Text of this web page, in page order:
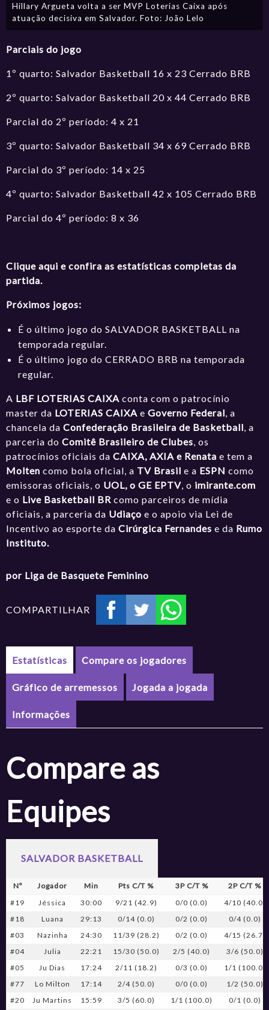
Hillary Argueta volta a ser MVP Loterias Caixa após
atuação decisiva em Salvador. Foto: João Lelo
Parciais do jogo
1º quarto: Salvador Basketball 16 x 23 Cerrado BRB
2º quarto: Salvador Basketball 20 x 44 Cerrado BRB
Parcial do 2º período: 4 x 21
3º quarto: Salvador Basketball 34 x 69 Cerrado BRB
Parcial do 3º período: 14 x 25
4º quarto: Salvador Basketball 42 x 105 Cerrado BRB
Parcial do 4º período: 8 x 36
Clique aqui e confira as estatísticas completas da
partida.
Próximos jogos:
É o último jogo do SALVADOR BASKETBALL na
temporada regular.
É o último jogo do CERRADO BRB na temporada
regular.
A LBF LOTERIAS CAIXAconta com o patrocínio
master da LOTERIAS CAIXA eGoverno Federal , a
chancela daConfederação Brasileira de Basketball , a
parceria do Comitê Brasileiro de Clubes , os
patrocínios oficiais daCAIXA, AXIA e Renata e tem a
Molten como bola oficial, a TV Brasil e a ESPNcomo
emissoras oficiais, o UOL, o GE EPTV , o imirante.com
e o Live Basketball BR como parceiros de mídia
oficiais, a parceria da Udiaço e o apoio via Lei de
Incentivo ao esporte daCirúrgica Fernandes e da Rumo
Instituto.
por Liga de Basquete Feminino
COMPARTILHAR
Estatísticas Compare os jogadores
Gráfico de arremessos Jogada a jogada
Informações
Compare as
Equipes
SALVADOR BASKETBALL
Nº Jogador Min Pts C/T % 3P C/T %
2P C/T %
#19
Jéssica 30:00 9/21 (42.9) 0/0 (0.0)
4/10 (40.0)
#18
Luana 29:13 0/14 (0.0) 0/2 (0.0)
0/4 (0.0)
#03
Nazinha 24:30 11/39 (28.2) 0/2 (0.0)
4/15 (26.7)
#04
Julia 22:21 15/30 (50.0) 2/5 (40.0)
3/6 (50.0)
#05
Ju Dias 17:24 2/11 (18.2) 0/3 (0.0)
1/1 (100.0)
#77
Lo Milton 17:14 2/4 (50.0) 0/0 (0.0)
1/2 (50.0)
#20
Ju Martins 15:59 3/5 (60.0) 1/1 (100.0) 0/1 (0.0)